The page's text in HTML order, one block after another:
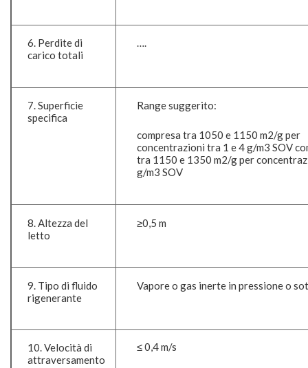
6. Perdite di
carico totali
….
7. Superficie
specifica
Range suggerito:
compresa tra 1050 e 1150 m2/g per
concentrazioni tra 1 e 4 g/m3 SOV
tra 1150 e 1350 m2/g per
g/m3 SOV
8. Altezza del
letto
≥0,5 m
9. Tipo di fluido
rigenerante
Vapore o gas inerte in pressione o
10. Velocità di
attraversamento
≤ 0,4 m/s